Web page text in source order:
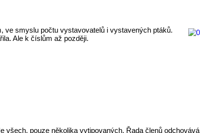
ve smyslu počtu vystavovatelů i vystavených ptáků.
Ale k číslům až později.
všech, pouze několika vytipovaných. Řada členů odchovává